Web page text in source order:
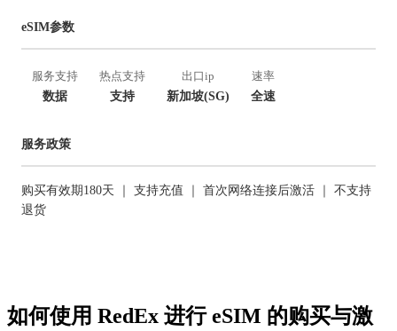
eSIM参数
服务支持
数据
热点支持
支持
出口ip
新加坡(SG)
速率
全速
服务政策
购买有效期180天 ｜ 支持充值 ｜ 首次网络连接后激活 ｜ 不支持
退货
如何使用 RedEx 进行 eSIM 的购买与激